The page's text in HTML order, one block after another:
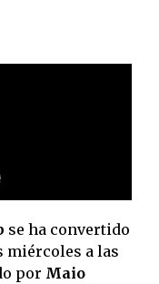
se ha convertido
miércoles a las
por Maio